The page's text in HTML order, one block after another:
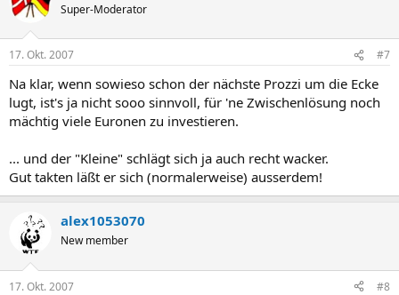
Super-Moderator
17. Okt. 2007 #7
Na klar, wenn sowieso schon der nächste Prozzi um die Ecke
lugt, ist's ja nicht sooo sinnvoll, für 'ne Zwischenlösung noch
mächtig viele Euronen zu investieren.
... und der "Kleine" schlägt sich ja auch recht wacker.
Gut takten läßt er sich (normalerweise) ausserdem!
alex1053070
New member
17. Okt. 2007 #8